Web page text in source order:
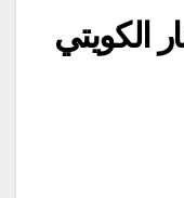
الكويتي